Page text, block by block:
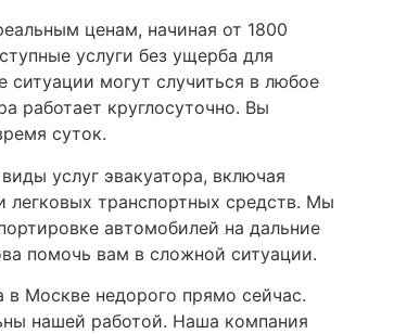
ценам, начиная от 1800
услуги без ущерба для
могут случиться в любое
работает круглосуточно. Вы
суток.
услуг эвакуатора, включая
транспортных средств. Мы
автомобилей на дальние
помочь вам в сложной ситуации.
в Москве недорого прямо сейчас.
нашей работой. Наша компания